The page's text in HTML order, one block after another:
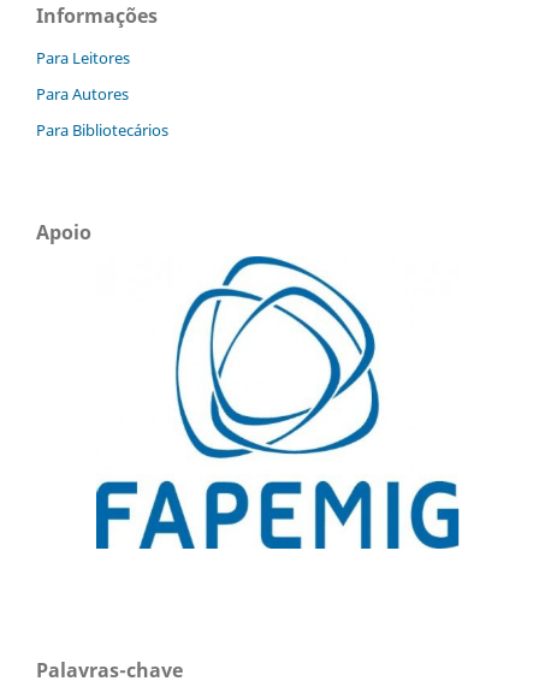
Informações
Para Leitores
Para Autores
Para Bibliotecários
Apoio
Palavras-chave